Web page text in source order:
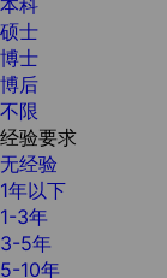
硕士
博士
博后
不限
经验要求
无经验
1年以下
1-3年
3-5年
5-10年